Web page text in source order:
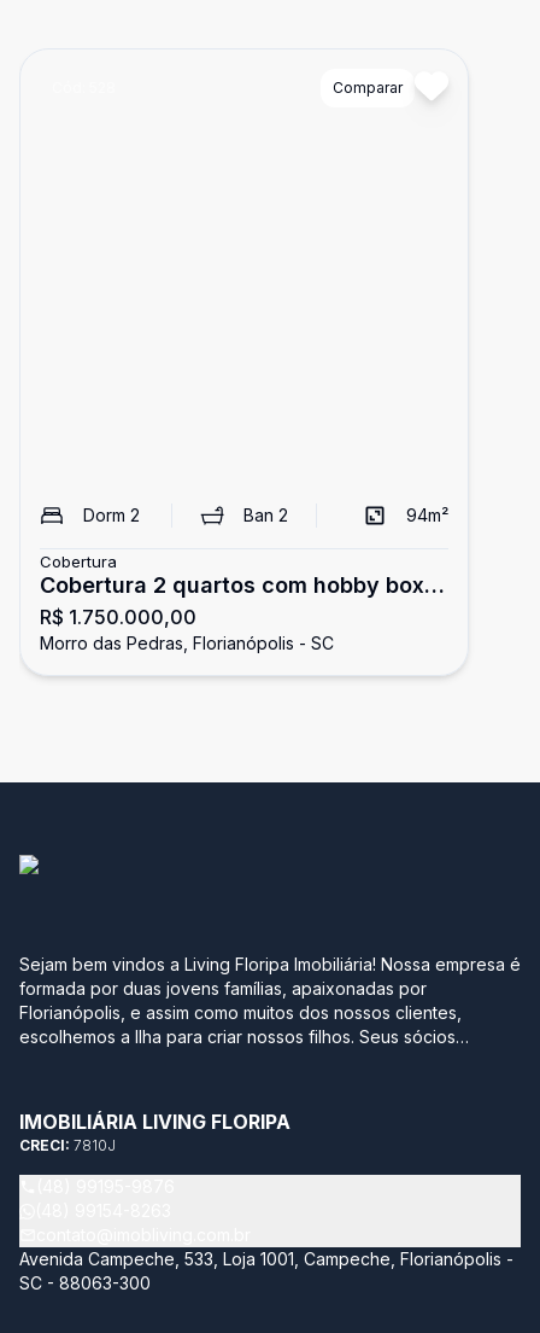
Comparar
Dorm 2 Ban2 94m²
Cobertura
Cobertura 2 quartos com hobby box,
na praia - Morro das Pedras,
Florianópolis SC
R$ 1.750.000,00
Morro das Pedras, Florianópolis - SC
Sejam bem vindos a Living Floripa Imobiliária! Nossa empresa é
formada por duas jovens famílias, apaixonadas por
Florianópolis, e assim como muitos dos nossos clientes,
escolhemos a Ilha para criar nossos filhos. Seus sócios
grandes construtoras, imobiliárias e multinacionais, optaram
por empreender com leveza, agilidade, transparência e
segurança neste momento tão importante na vida de qualquer
pessoa. Sabemos quantos detalhes e incertezas envolvem
do seu imóvel. Nossa missão é estar sempre atualizado neste
mundo tão dinâmico, proporcionando aos nossos clientes de
IMOBILIÁRIA LIVING FLORIPA
CRECI: 7810J
Avenida Campeche, 533, Loja 1001, Campeche, Florianópolis -
SC - 88063-300